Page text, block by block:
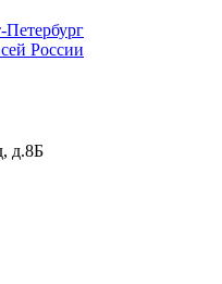
Петербург
России
д.8Б